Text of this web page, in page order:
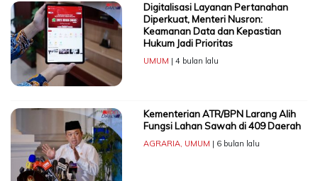
Digitalisasi Layanan Pertanahan
Diperkuat, Menteri Nusron:
Keamanan Data dan Kepastian
Hukum Jadi Prioritas
UMUM | 4 bulan lalu
Kementerian ATR/BPN Larang Alih
Fungsi Lahan Sawah di 409 Daerah
AGRARIA, UMUM | 6 bulan lalu